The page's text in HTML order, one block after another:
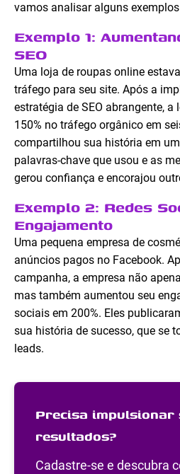
vamos analisar alguns
Exemplo 1:
SEO
Uma loja de roupas online
tráfego para seu site. Após a
estratégia de SEO abrangente,
150% no tráfego orgânico em
compartilhou sua história em
palavras-chave que usou e as
gerou confiança e encorajou
Exemplo 2: Redes
Engajamento
Uma pequena empresa de
anúncios pagos no Facebook.
campanha, a empresa não
mas também aumentou seu
sociais em 200%. Eles
sua história de sucesso, que se
leads.
Precisa impulsionar
resultados?
Cadastre-se e descubra